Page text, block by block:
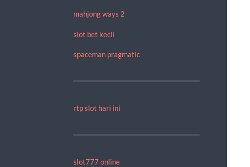
mahjong ways 2
slot bet kecil
spaceman pragmatic
rtp slot hari ini
slot777 online